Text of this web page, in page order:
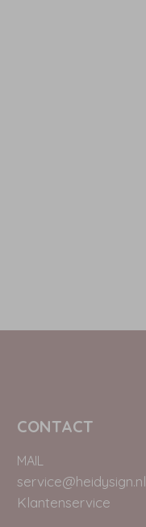
CONTACT
MAIL
service@heidysign.nl
Klantenservice